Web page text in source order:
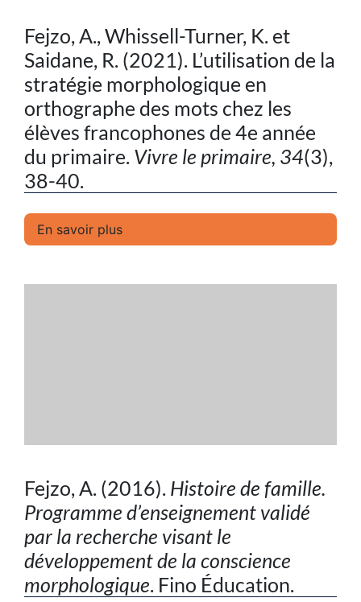
Publications
Actualités
Nous joindre
Fejzo, A., Whissell-Turner, K. et
Saidane, R. (2021). L’utilisation de la
stratégie morphologique en
orthographe des mots chez les
élèves francophones de 4e année
du primaire. Vivre le primaire, 34(3),
38-40.
En savoir plus
Fejzo, A. (2016). Histoire de famille.
Programme d’enseignement validé
par la recherche visant le
développement de la conscience
morphologique. Fino Éducation.